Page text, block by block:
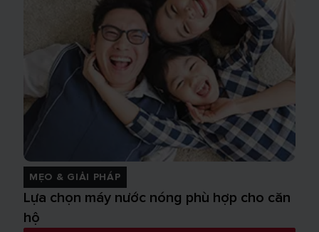
MẸO & GIẢI PHÁP
Lựa chọn máy nước nóng phù hợp cho căn
hộ